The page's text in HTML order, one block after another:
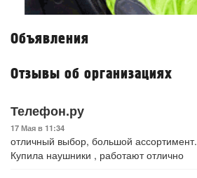
Объявления
Отзывы об организациях
Телефон.ру
17 Мая в 11:34
отличный выбор, большой ассортимент.
Купила наушники , работают отлично